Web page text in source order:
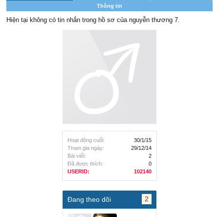
Hoạt động cuối:
30/1/15
Tham gia ngày:
29/12/14
Bài viết:
2
Đã được thích:
0
USERID:
102140
Đang theo dõi 2
Thông tin
Hiện tại không có tin nhắn trong hồ sơ của nguyễn thương 7.